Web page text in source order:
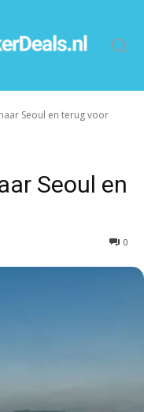
Seoul en terug voor
Seoul en
0